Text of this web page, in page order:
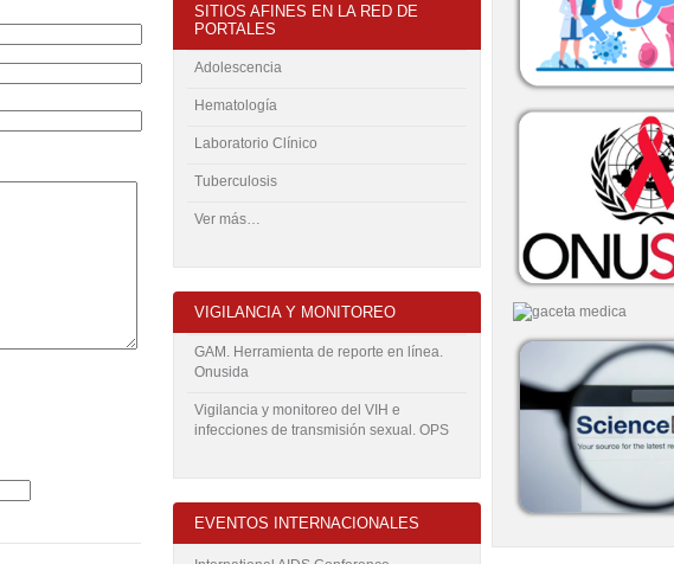
SITIOS AFINES EN LA RED DE
PORTALES
Adolescencia
Hematología
Laboratorio Clínico
Tuberculosis
Ver más…
VIGILANCIA Y MONITOREO
GAM. Herramienta de reporte en línea.
Onusida
Vigilancia y monitoreo del VIH e
infecciones de transmisión sexual. OPS
EVENTOS INTERNACIONALES